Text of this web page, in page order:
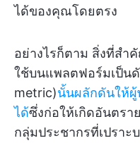
ได้ของคุณโดยตรง
อย่างไรก็ตาม สิ่งที่สำ
ใช้บนแพลตฟอร์มเป็น
metric)นั้นผลักดันให้
ได้ซึ่งก่อให้เกิดอันตรา
กลุ่มประชากรที่เปราะ